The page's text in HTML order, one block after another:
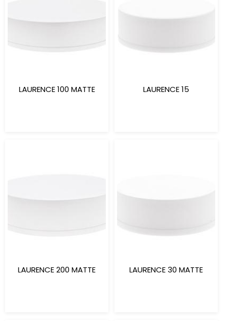
LAURENCE 100 MATTE LAURENCE 15
LAURENCE 200 MATTE LAURENCE 30 MATTE